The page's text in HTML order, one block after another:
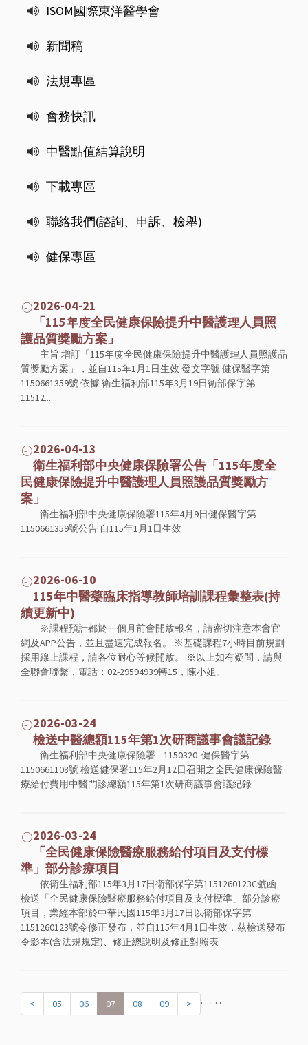
ISOM國際東洋醫學會
新聞稿
法規專區
會務快訊
中醫點值結算說明
下載專區
聯絡我們(諮詢、申訴、檢舉)
健保專區
2026-04-21
「115年度全民健康保險提升中醫護理人員照
護品質獎勵方案」
主旨 增訂「115年度全民健康保險提升中醫護理人員照護品
質獎勵方案」，並自115年1月1日生效 發文字號 健保醫字第
1150661359號 依據 衛生福利部115年3月19日衛部保字第
11512......
2026-04-13
衛生福利部中央健康保險署公告「115年度全
民健康保險提升中醫護理人員照護品質獎勵方
案」
衛生福利部中央健康保險署115年4月9日健保醫字第
1150661359號公告 自115年1月1日生效
2026-06-10
115年中醫藥臨床指導教師培訓課程彙整表(持
續更新中)
※課程預計都於一個月前會開放報名，請密切注意本會官
網及APP公告，並且盡速完成報名。 ※基礎課程7小時目前規劃
採用線上課程，請各位耐心等候開放。 ※以上如有疑問，請與
全聯會聯繫，電話：02-29594939轉15，陳小姐。
2026-03-24
檢送中醫總額115年第1次研商議事會議記錄
衛生福利部中央健康保險署 1150320 健保醫字第
1150661108號 檢送健保署115年2月12日召開之全民健康保險醫
療給付費用中醫門診總額115年第1次研商議事會議紀錄
2026-03-24
「全民健康保險醫療服務給付項目及支付標
準」部分診療項目
依衛生福利部115年3月17日衛部保字第1151260123C號函
檢送「全民健康保險醫療服務給付項目及支付標準」部分診療
項目，業經本部於中華民國115年3月17日以衛部保字第
1151260123號令修正發布，並自115年4月1日生效，茲檢送發布
令影本(含法規規定)、修正總說明及修正對照表
< . . .
05 06 07 08 09 . . .
>